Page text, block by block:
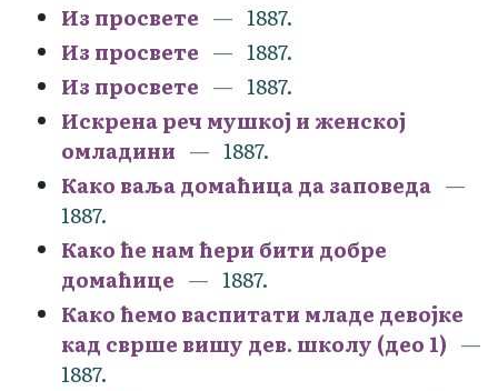
Из просвете
1887.
Из просвете
1887.
Из просвете
1887.
Искрена реч мушкој и женској
омладини
1887.
Како ваља домаћица да заповеда
1887.
Како ће нам ћери бити добре
домаћице
1887.
Како ћемо васпитати младе девојке
кад сврше вишу дев. школу (део 1)
1887.